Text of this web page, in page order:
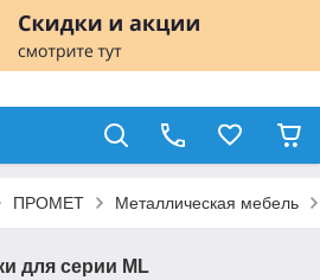
ПРОМЕТ Металлическая мебель
для серии ML